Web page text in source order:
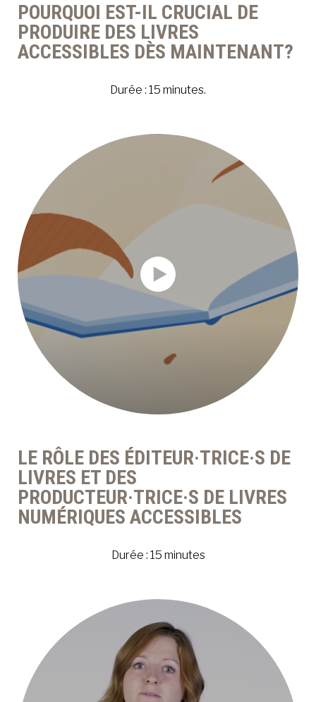
POURQUOI EST-IL CRUCIAL DE
PRODUIRE DES LIVRES
ACCESSIBLES DÈS MAINTENANT?
Durée : 15 minutes.
LE RÔLE DES ÉDITEUR·TRICE·S DE
LIVRES ET DES
PRODUCTEUR·TRICE·S DE LIVRES
NUMÉRIQUES ACCESSIBLES
Durée : 15 minutes